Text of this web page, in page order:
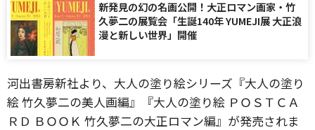
新発見の幻の名画公開！大正ロマン画家・竹
久夢二の展覧会「生誕140年 YUMEJI展 大正浪
漫と新しい世界」開催
河出書房新社より、大人の塗り絵シリーズ『大人の塗り
絵 竹久夢二の美人画編』『大人の塗り絵 ＰＯＳＴＣＡ
ＲＤ ＢＯＯＫ 竹久夢二の大正ロマン編』が発売されま